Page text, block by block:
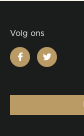
Volg ons
facebooktwitter